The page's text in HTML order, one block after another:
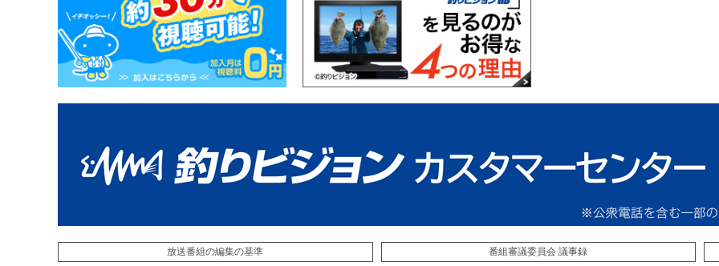
放送番組の編集の基準 番組審議委員会 議事録